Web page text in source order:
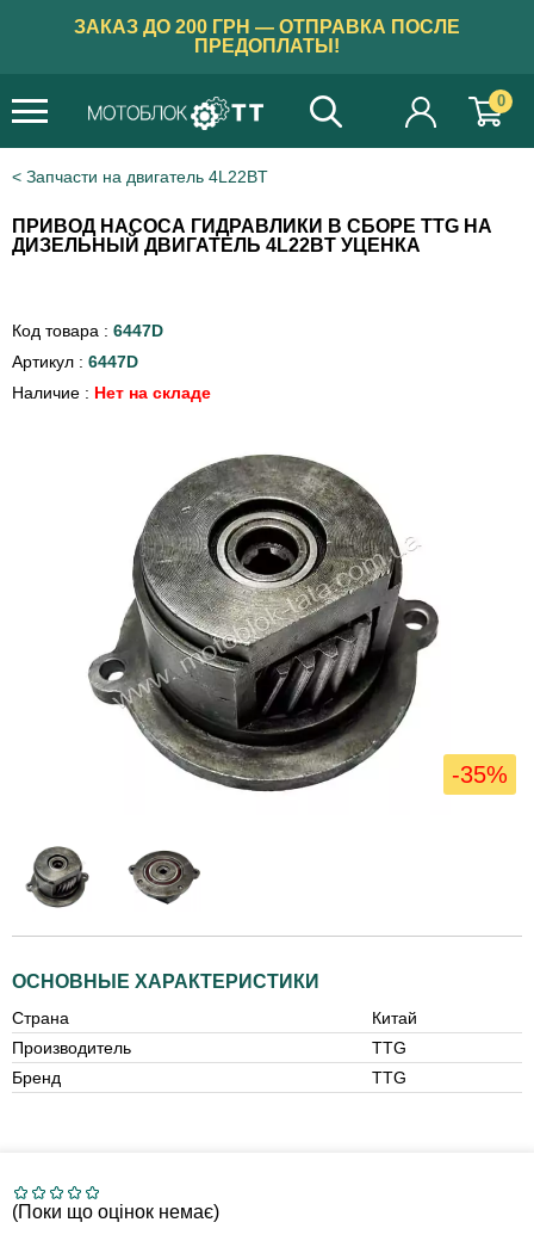
ЗАКАЗ ДО 200 ГРН — ОТПРАВКА ПОСЛЕ
ПРЕДОПЛАТЫ!
0
Запчасти на двигатель 4L22BT
ПРИВОД НАСОСА ГИДРАВЛИКИ В СБОРЕ TTG НА
ДИЗЕЛЬНЫЙ ДВИГАТЕЛЬ 4L22BT УЦЕНКА
Код товара : 6447D
Артикул : 6447D
Наличие : Нет на складе
-35%
ОСНОВНЫЕ ХАРАКТЕРИСТИКИ
Страна
Китай
Производитель
TTG
Бренд
TTG
(Поки що оцінок немає)